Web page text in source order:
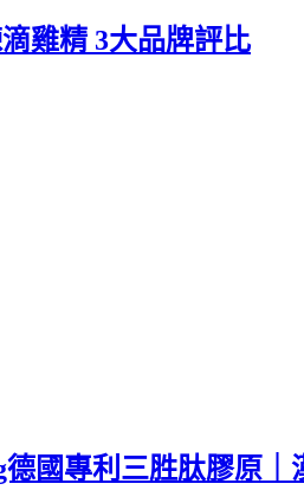
雞精 3大品牌評比
國專利三胜肽膠原｜